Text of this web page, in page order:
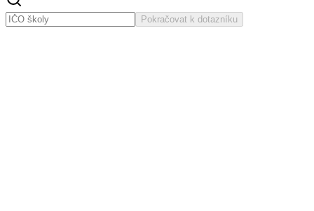
Pokračovat k dotazníku